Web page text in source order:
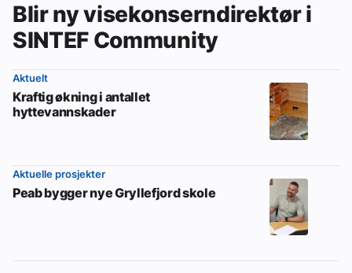
Blir ny visekonserndirektør i
SINTEF Community
Aktuelt
Kraftig økning i antallet
hyttevannskader
Aktuelle prosjekter
Peab bygger nye Gryllefjord skole